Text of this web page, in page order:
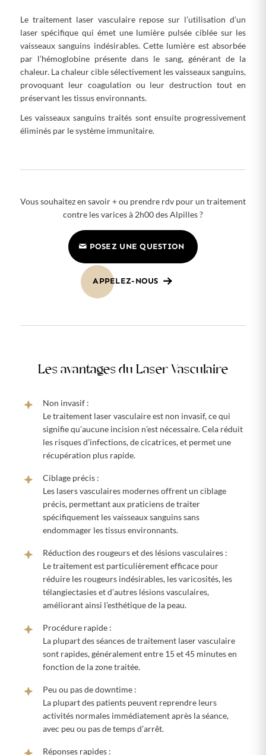
Le traitement laser vasculaire repose sur l’utilisation d’un
laser spécifique qui émet une lumière pulsée ciblée sur les
vaisseaux sanguins indésirables. Cette lumière est absorbée
par l’hémoglobine présente dans le sang, générant de la
chaleur. La chaleur cible sélectivement les vaisseaux sanguins,
provoquant leur coagulation ou leur destruction tout en
préservant les tissus environnants.
Les vaisseaux sanguins traités sont ensuite progressivement
éliminés par le système immunitaire.
Vous souhaitez en savoir + ou prendre rdv pour un traitement
contre les varices à 2h00 des Alpilles ?
POSEZ UNE QUESTION
APPELEZ-NOUS
Les avantages du Laser Vasculaire
Non invasif :
Le traitement laser vasculaire est non invasif, ce qui
signifie qu’aucune incision n’est nécessaire. Cela réduit
les risques d’infections, de cicatrices, et permet une
récupération plus rapide.
Ciblage précis :
Les lasers vasculaires modernes offrent un ciblage
précis, permettant aux praticiens de traiter
spécifiquement les vaisseaux sanguins sans
endommager les tissus environnants.
Réduction des rougeurs et des lésions vasculaires :
Le traitement est particulièrement efficace pour
réduire les rougeurs indésirables, les varicosités, les
télangiectasies et d’autres lésions vasculaires,
améliorant ainsi l’esthétique de la peau.
Procédure rapide :
La plupart des séances de traitement laser vasculaire
sont rapides, généralement entre 15 et 45 minutes en
fonction de la zone traitée.
Peu ou pas de downtime :
La plupart des patients peuvent reprendre leurs
activités normales immédiatement après la séance,
avec peu ou pas de temps d’arrêt.
Réponses rapides :